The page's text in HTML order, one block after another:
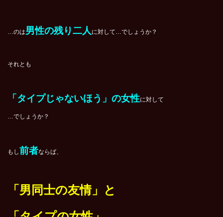
…のは男性の残り二人に対して…でしょうか？
それとも
「タイプじゃないほう」の女性に対して
…でしょうか？
もし前者ならば、
「男同士の友情」と